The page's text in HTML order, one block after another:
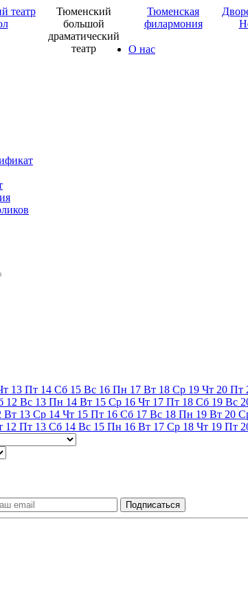
театр
Тюменский
большой
драматический
театр
Тюменская
филармония
О нас
13 Пт 14 Сб 15 Вс 16 Пн 17 Вт 18 Ср 19 Чт 20 Пт
12 Вс 13 Пн 14 Вт 15 Ср 16 Чт 17 Пт 18 Сб 19 Вс
Вт 13 Ср 14 Чт 15 Пт 16 Сб 17 Вс 18 Пн 19 Вт 20
12 Пт 13 Сб 14 Вс 15 Пн 16 Вт 17 Ср 18 Чт 19 Пт